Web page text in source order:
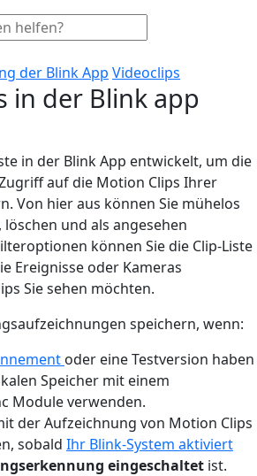
der Blink App Videoclips
in der Blink app
in der Blink App entwickelt, um die
auf die Motion Clips Ihrer
Von hier aus können Sie mühelos
löschen und als angesehen
können Sie die Clip-Liste
Ereignisse oder Kameras
Sie sehen möchten.
speichern, wenn:
oder eine Testversion haben
Speicher mit einem
Module verwenden.
der Aufzeichnung von Motion Clips
sobald Ihr Blink-System aktiviert
eingeschaltet ist.